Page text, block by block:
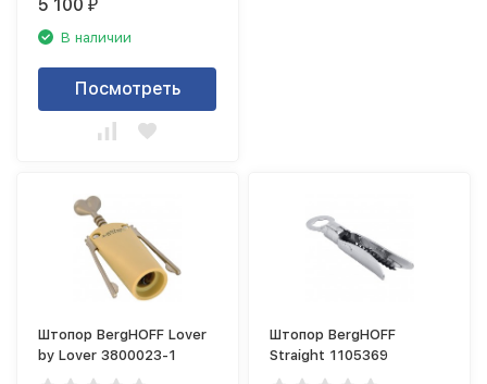
5 100₽
В наличии
Посмотреть
Штопор BergHOFF Lover
by Lover 3800023-1
Штопор BergHOFF
Straight 1105369